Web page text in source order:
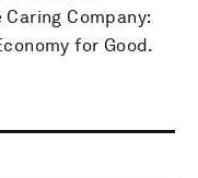
Company:
for Good.